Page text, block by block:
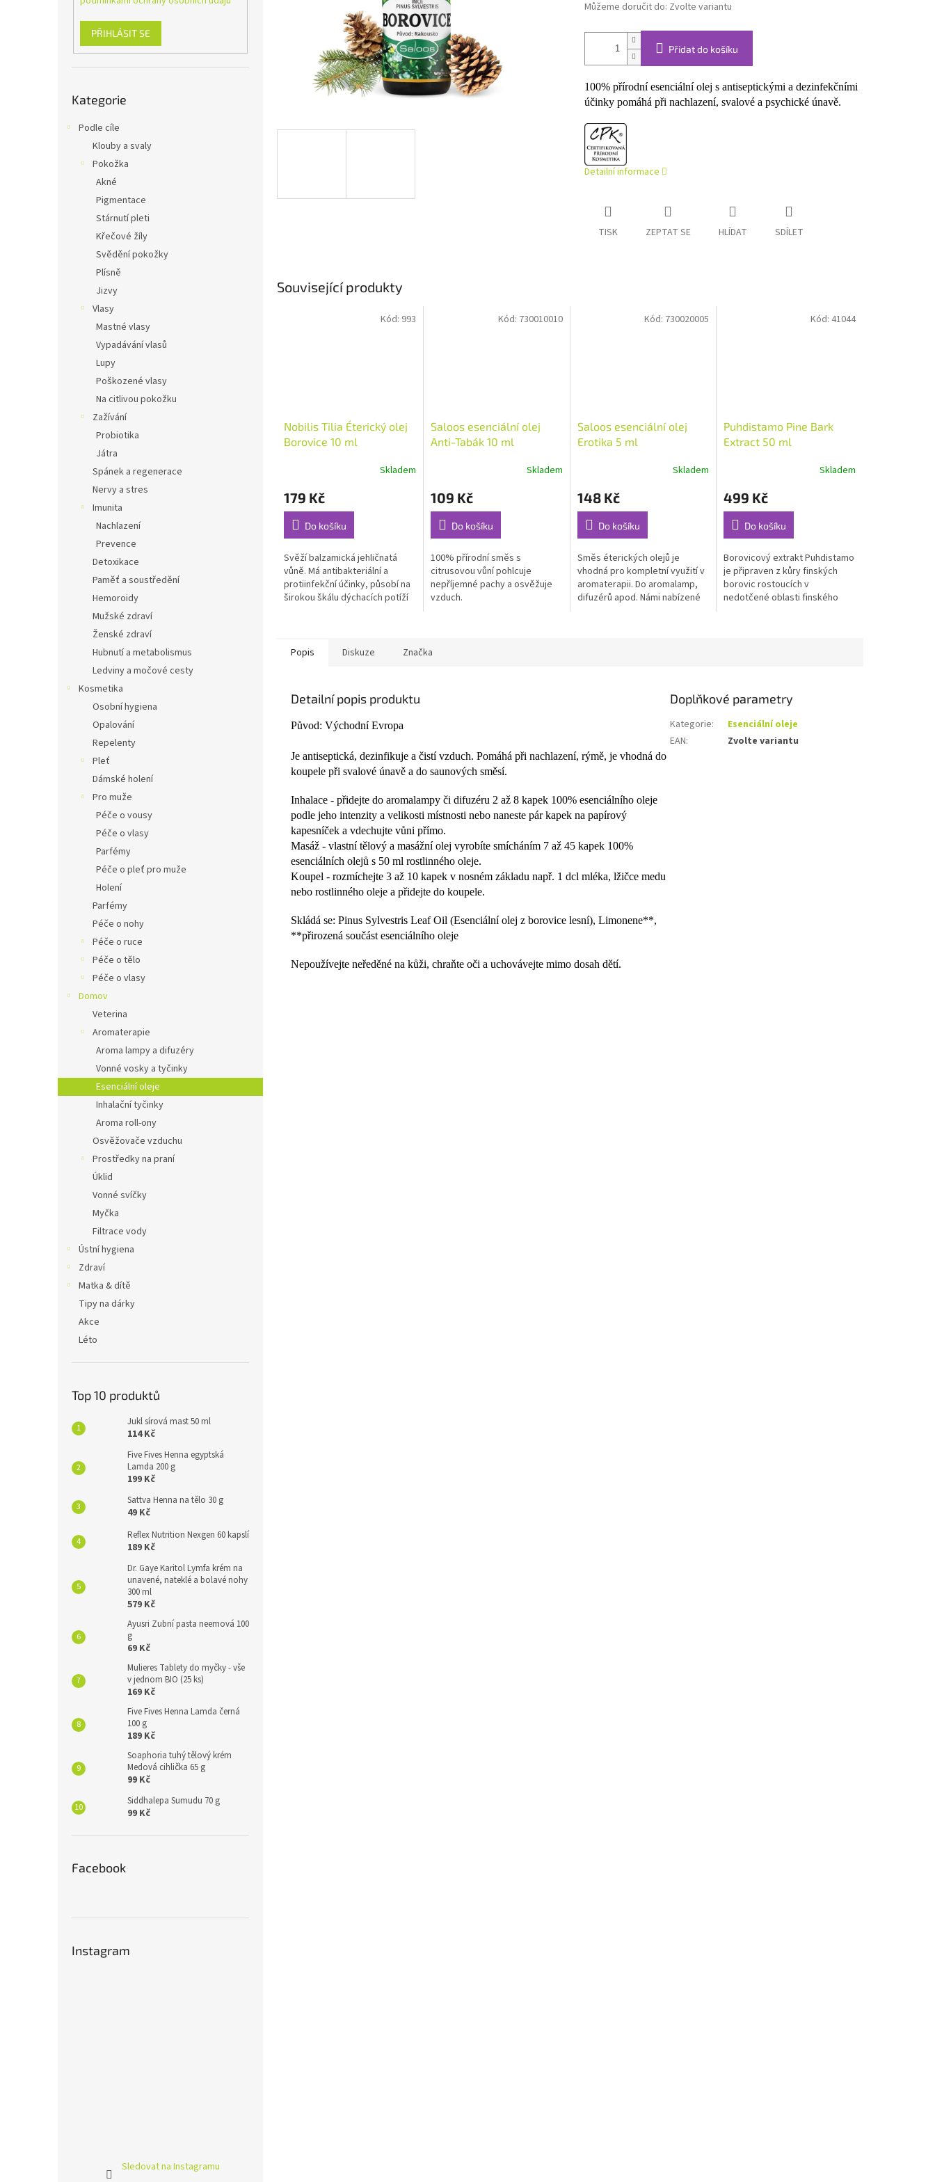
PŘIHLÁSIT SE
kategorie
Kategorie
Podle cíle
Klouby a svaly
Pokožka
Akné
Pigmentace
Stárnutí pleti
Křečové žíly
Svědění pokožky
Plísně
Jizvy
Vlasy
Mastné vlasy
Vypadávání vlasů
Lupy
Poškozené vlasy
Na citlivou pokožku
Zažívání
Probiotika
Játra
Spánek a regenerace
Nervy a stres
Imunita
Nachlazení
Prevence
Detoxikace
Paměť a soustředění
Hemoroidy
Mužské zdraví
Ženské zdraví
Hubnutí a metabolismus
Ledviny a močové cesty
Kosmetika
Osobní hygiena
Opalování
Repelenty
Pleť
Dámské holení
Pro muže
Péče o vousy
Péče o vlasy
Parfémy
Péče o pleť pro muže
Holení
Parfémy
Péče o nohy
Péče o ruce
Péče o tělo
Péče o vlasy
Domov
Veterina
Aromaterapie
Aroma lampy a difuzéry
Vonné vosky a tyčinky
Esenciální oleje
Inhalační tyčinky
Aroma roll-ony
Osvěžovače vzduchu
Prostředky na praní
Úklid
Vonné svíčky
Myčka
Filtrace vody
Ústní hygiena
Zdraví
Matka & dítě
Tipy na dárky
Akce
Léto
Top 10 produktů
Jukl sírová mast 50 ml
114 Kč
Five Fives Henna egyptská
Lamda 200 g
199 Kč
Sattva Henna na tělo 30 g
49 Kč
Reflex Nutrition Nexgen 60 kapslí
189 Kč
Dr. Gaye Karitol Lymfa krém na
unavené, nateklé a bolavé nohy
300 ml
579 Kč
Ayusri Zubní pasta neemová 100
g
69 Kč
Mulieres Tablety do myčky - vše
v jednom BIO (25 ks)
169 Kč
Five Fives Henna Lamda černá
100 g
189 Kč
Soaphoria tuhý tělový krém
Medová cihlička 65 g
99 Kč
Siddhalepa Sumudu 70 g
99 Kč
Facebook
Instagram
Sledovat na Instagramu
Můžeme doručit do: Zvolte variantu
Přidat do košíku
100% přírodní esenciální olej s antiseptickými a dezinfekčními
účinky pomáhá při nachlazení, svalové a psychické únavě.
Detailní informace
TISK ZEPTAT SE HLÍDAT SDÍLET
Související produkty
Nobilis Tilia Éterický olej
Borovice 10 ml
produktu
je
5,0
z
5
hvězdiček.
Skladem
179 Kč
Do košíku
Svěží balzamická jehličnatá
vůně. Má antibakteriální a
protiinfekční účinky, působí na
širokou škálu dýchacích potíží
Kód: 993
Saloos esenciální olej
Anti-Tabák 10 ml
produktu
je
5,0
z
5
hvězdiček.
Skladem
109 Kč
Do košíku
100% přírodní směs s
citrusovou vůní pohlcuje
nepříjemné pachy a osvěžuje
vzduch.
Kód: 730010010
Saloos esenciální olej
Erotika 5 ml
produktu
je
5,0
z
5
hvězdiček.
Skladem
148 Kč
Do košíku
Směs éterických olejů je
vhodná pro kompletní využití v
aromaterapii. Do aromalamp,
difuzérů apod. Námi nabízené
Kód: 730020005
Puhdistamo Pine Bark
Extract 50 ml
produktu
je
5,0
z
5
hvězdiček.
Skladem
499 Kč
Do košíku
Borovicový extrakt Puhdistamo
je připraven z kůry finských
borovic rostoucích v
nedotčené oblasti finského
Kód: 41044
Popis Diskuze Značka
Detailní popis produktu
Původ: Východní Evropa
Je antiseptická, dezinfikuje a čistí vzduch. Pomáhá při nachlazení, rýmě, je vhodná do
koupele při svalové únavě a do saunových směsí.
Inhalace - přidejte do aromalampy či difuzéru 2 až 8 kapek 100% esenciálního oleje
podle jeho intenzity a velikosti místnosti nebo naneste pár kapek na papírový
kapesníček a vdechujte vůni přímo.
Masáž - vlastní tělový a masážní olej vyrobíte smícháním 7 až 45 kapek 100%
esenciálních olejů s 50 ml rostlinného oleje.
Koupel - rozmíchejte 3 až 10 kapek v nosném základu např. 1 dcl mléka, lžičce medu
nebo rostlinného oleje a přidejte do koupele.
Skládá se: Pinus Sylvestris Leaf Oil (Esenciální olej z borovice lesní), Limonene**,
**přirozená součást esenciálního oleje
Nepoužívejte neředěné na kůži, chraňte oči a uchovávejte mimo dosah dětí.
Doplňkové parametry
Kategorie:
Esenciální oleje
EAN: Zvolte variantu